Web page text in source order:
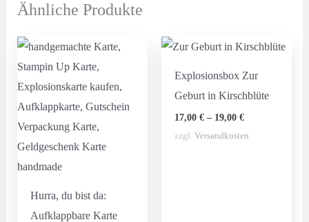
Ähnliche Produkte
Hurra, du bist da:
Aufklappbare Karte
Explosionsbox Zur
Geburt in Kirschblüte
17,00€ – 19,00€
zzgl.Versandkosten